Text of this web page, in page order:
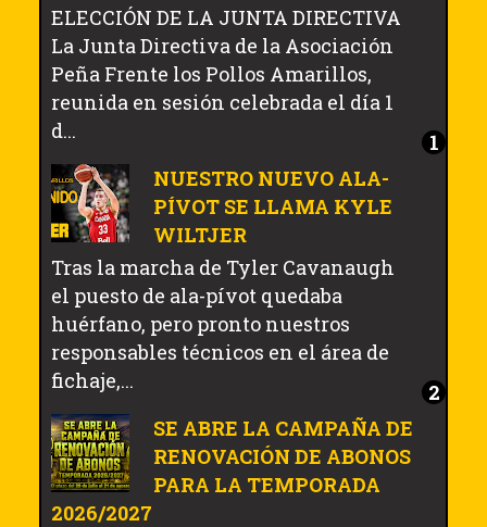
ELECCIÓN DE LA JUNTA DIRECTIVA
La Junta Directiva de la Asociación
Peña Frente los Pollos Amarillos,
reunida en sesión celebrada el día 1
d...
NUESTRO NUEVO ALA-
PÍVOT SE LLAMA KYLE
WILTJER
Tras la marcha de Tyler Cavanaugh
el puesto de ala-pívot quedaba
huérfano, pero pronto nuestros
responsables técnicos en el área de
fichaje,...
SE ABRE LA CAMPAÑA DE
RENOVACIÓN DE ABONOS
PARA LA TEMPORADA
2026/2027